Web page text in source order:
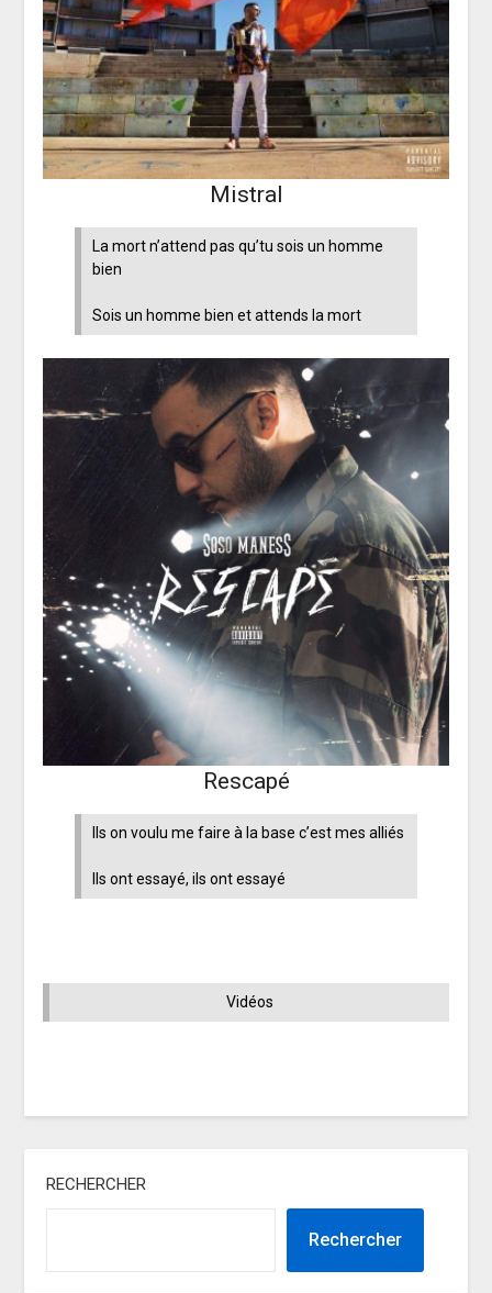
Mistral
La mort n’attend pas qu’tu sois un homme
bien
Sois un homme bien et attends la mort
Rescapé
Ils on voulu me faire à la base c’est mes alliés
Ils ont essayé, ils ont essayé
Vidéos
RECHERCHER
Rechercher